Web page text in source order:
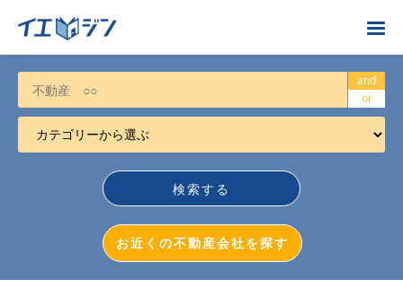
お近くの不動産会社を探す
カテゴリーから選ぶ
不動産売却
and
or
お近くの不動産会社を探す